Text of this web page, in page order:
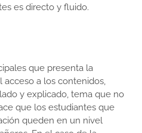
es directo y fluido.
que presenta la
acceso a los contenidos,
y explicado, tema que no
que los estudiantes que
queden en un nivel